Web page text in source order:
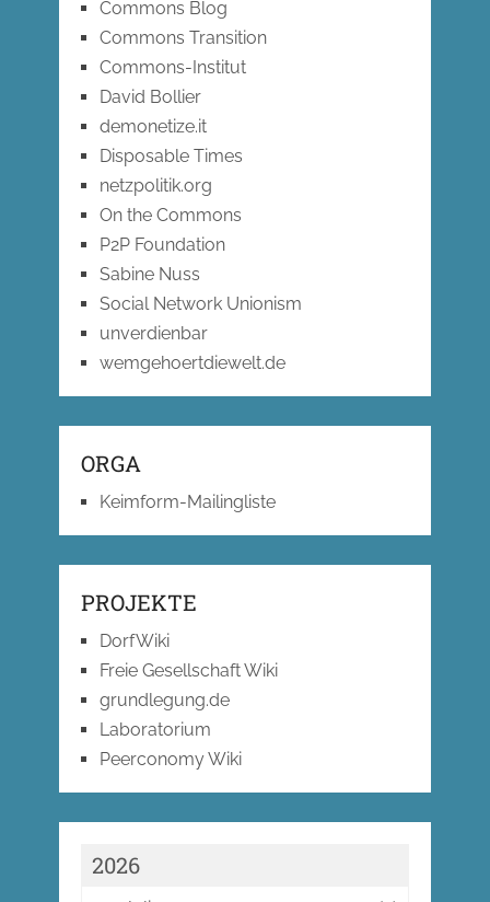
Commons Blog
Commons Transition
Commons-Institut
David Bollier
demonetize.it
Disposable Times
netzpolitik.org
On the Commons
P2P Foundation
Sabine Nuss
Social Network Unionism
unverdienbar
wemgehoertdiewelt.de
ORGA
Keimform-Mailingliste
PROJEKTE
DorfWiki
Freie Gesellschaft Wiki
grundlegung.de
Laboratorium
Peerconomy Wiki
2026